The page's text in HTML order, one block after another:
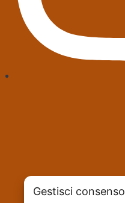
Gestisci consenso